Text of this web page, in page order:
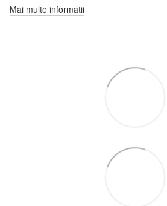
Mai multe informatii